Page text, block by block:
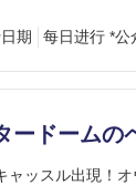
期 每日进行 *公
ードームの
ャッスル出現！